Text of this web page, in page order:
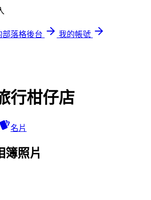
部落格後台
我的帳號
行柑仔店
名片
簿照片